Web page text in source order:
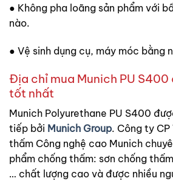
● Không pha loãng sản phẩm với
nào.
● Vệ sinh dụng cụ, máy móc bằng
Địa chỉ mua Munich PU S400
tốt nhất
Munich Polyurethane PU S400
tiếp bởi Munich Group. Công ty
thấm Công nghệ cao Munich
phẩm chống thấm: sơn chống
… chất lượng cao và được nhiều